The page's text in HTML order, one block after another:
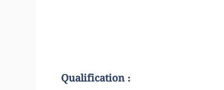
Qualification :